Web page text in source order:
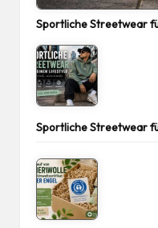
Sportliche Streetwear
Sportliche Streetwear